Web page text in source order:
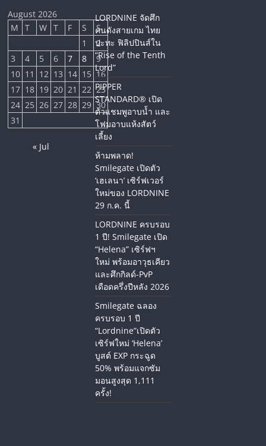
August 2026
M
T W T F S
S
1
2
3
4 5 6 7 8
9
10 11 12 13 14 15 16
17 18 19 20 21 22 23
24 25 26 27 28 29 30
31
« Jul
LORDNINE จัดศึก
คนดังสายเกม ไทย
ปะทะ ฟิลิปปินส์ใน
“Rise of the Tenth
Lord”
PIPPER
STANDARD® เปิด
ตัวแชมพูอาบน้ำ และ
โฟมอาบแห้งสัตว์
เลี้ยง
ห้ามพลาด!
Smilegate เปิดตัว
‘เฮเลนา’ เซิร์ฟเวอร์
ใหม่ของ LORDNINE
29 ก.ค. นี้
LORDNINE ครบรอบ
1 ปี! Smilegate เปิด
“Helena” เซิร์ฟฯ
ใหม่ พร้อมอาวุธเคียว
และศึกกิลด์-PvP
เดือดครึ่งปีหลัง 2026
Smilegate ฉลอง
ครบรอบ 1 ปี
“Lordnine”เปิดตัว
เซิร์ฟใหม่ ‘Helena’
บูสต์ EXP กระฉูด
50% พร้อมแจกซัม
มอนสูงสุด 1,111
ครั้ง!